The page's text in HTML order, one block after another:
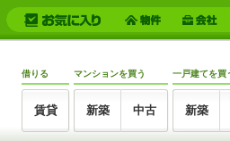
借りる
賃貸
マンションを買う
新築 中古
一戸建てを買
新築